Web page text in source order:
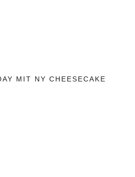
MIT NY CHEESECAKE